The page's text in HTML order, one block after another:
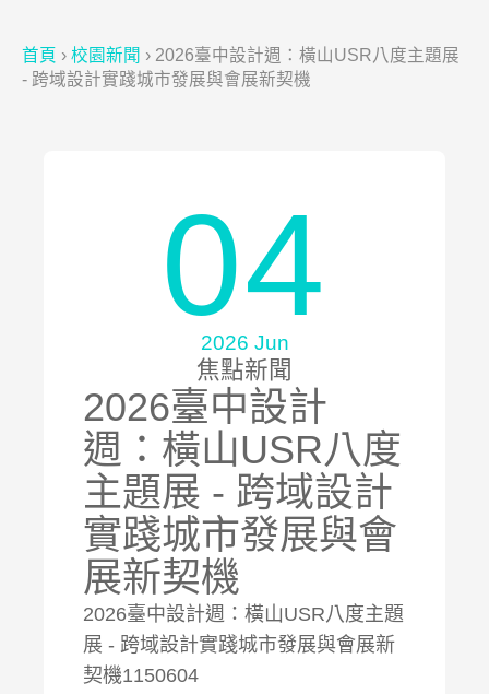
首頁 › 校園新聞 › 2026臺中設計週：橫山USR八度主題展
- 跨域設計實踐城市發展與會展新契機
04
2026 Jun
焦點新聞
2026臺中設計
週：橫山USR八度
主題展 - 跨域設計
實踐城市發展與會
展新契機
2026臺中設計週：橫山USR八度主題
展 - 跨域設計實踐城市發展與會展新
契機1150604